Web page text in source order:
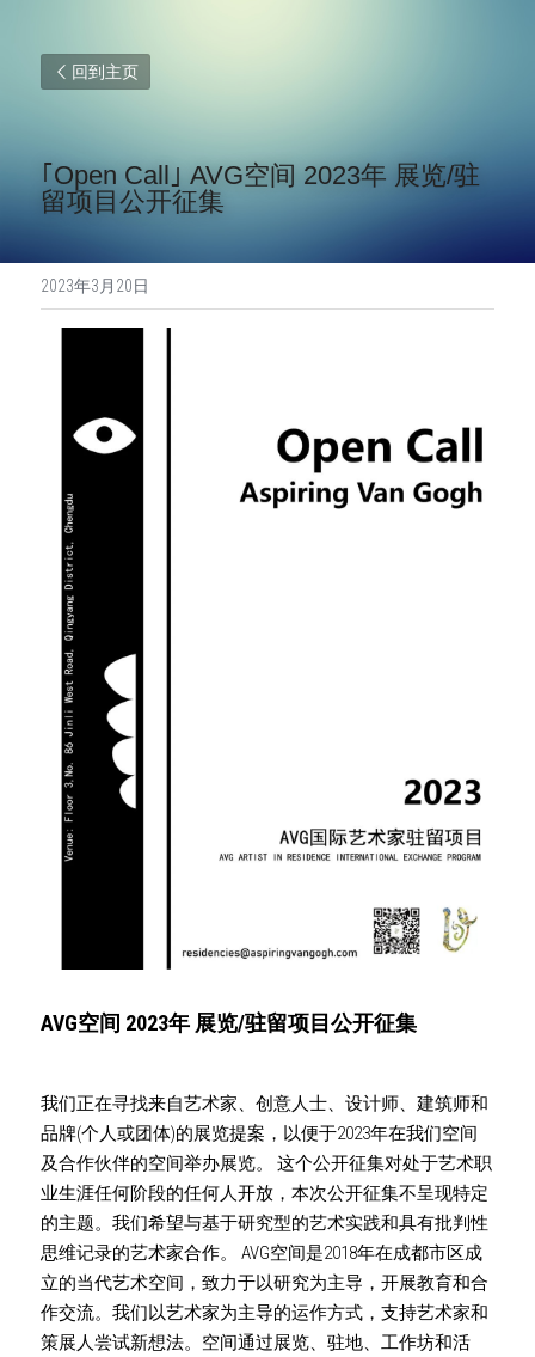
回到主页
｢Open Call｣ AVG空间 2023年 展览/驻
留项目公开征集
2023年3月20日
AVG空间 2023年 展览/驻留项目公开征集
我们正在寻找来自艺术家、创意人士、设计师、建筑师和
品牌(个人或团体)的展览提案，以便于2023年在我们空间
及合作伙伴的空间举办展览。 这个公开征集对处于艺术职
业生涯任何阶段的任何人开放，本次公开征集不呈现特定
的主题。我们希望与基于研究型的艺术实践和具有批判性
思维记录的艺术家合作。 AVG空间是2018年在成都市区成
立的当代艺术空间，致力于以研究为主导，开展教育和合
作交流。我们以艺术家为主导的运作方式，支持艺术家和
策展人尝试新想法。空间通过展览、驻地、工作坊和活